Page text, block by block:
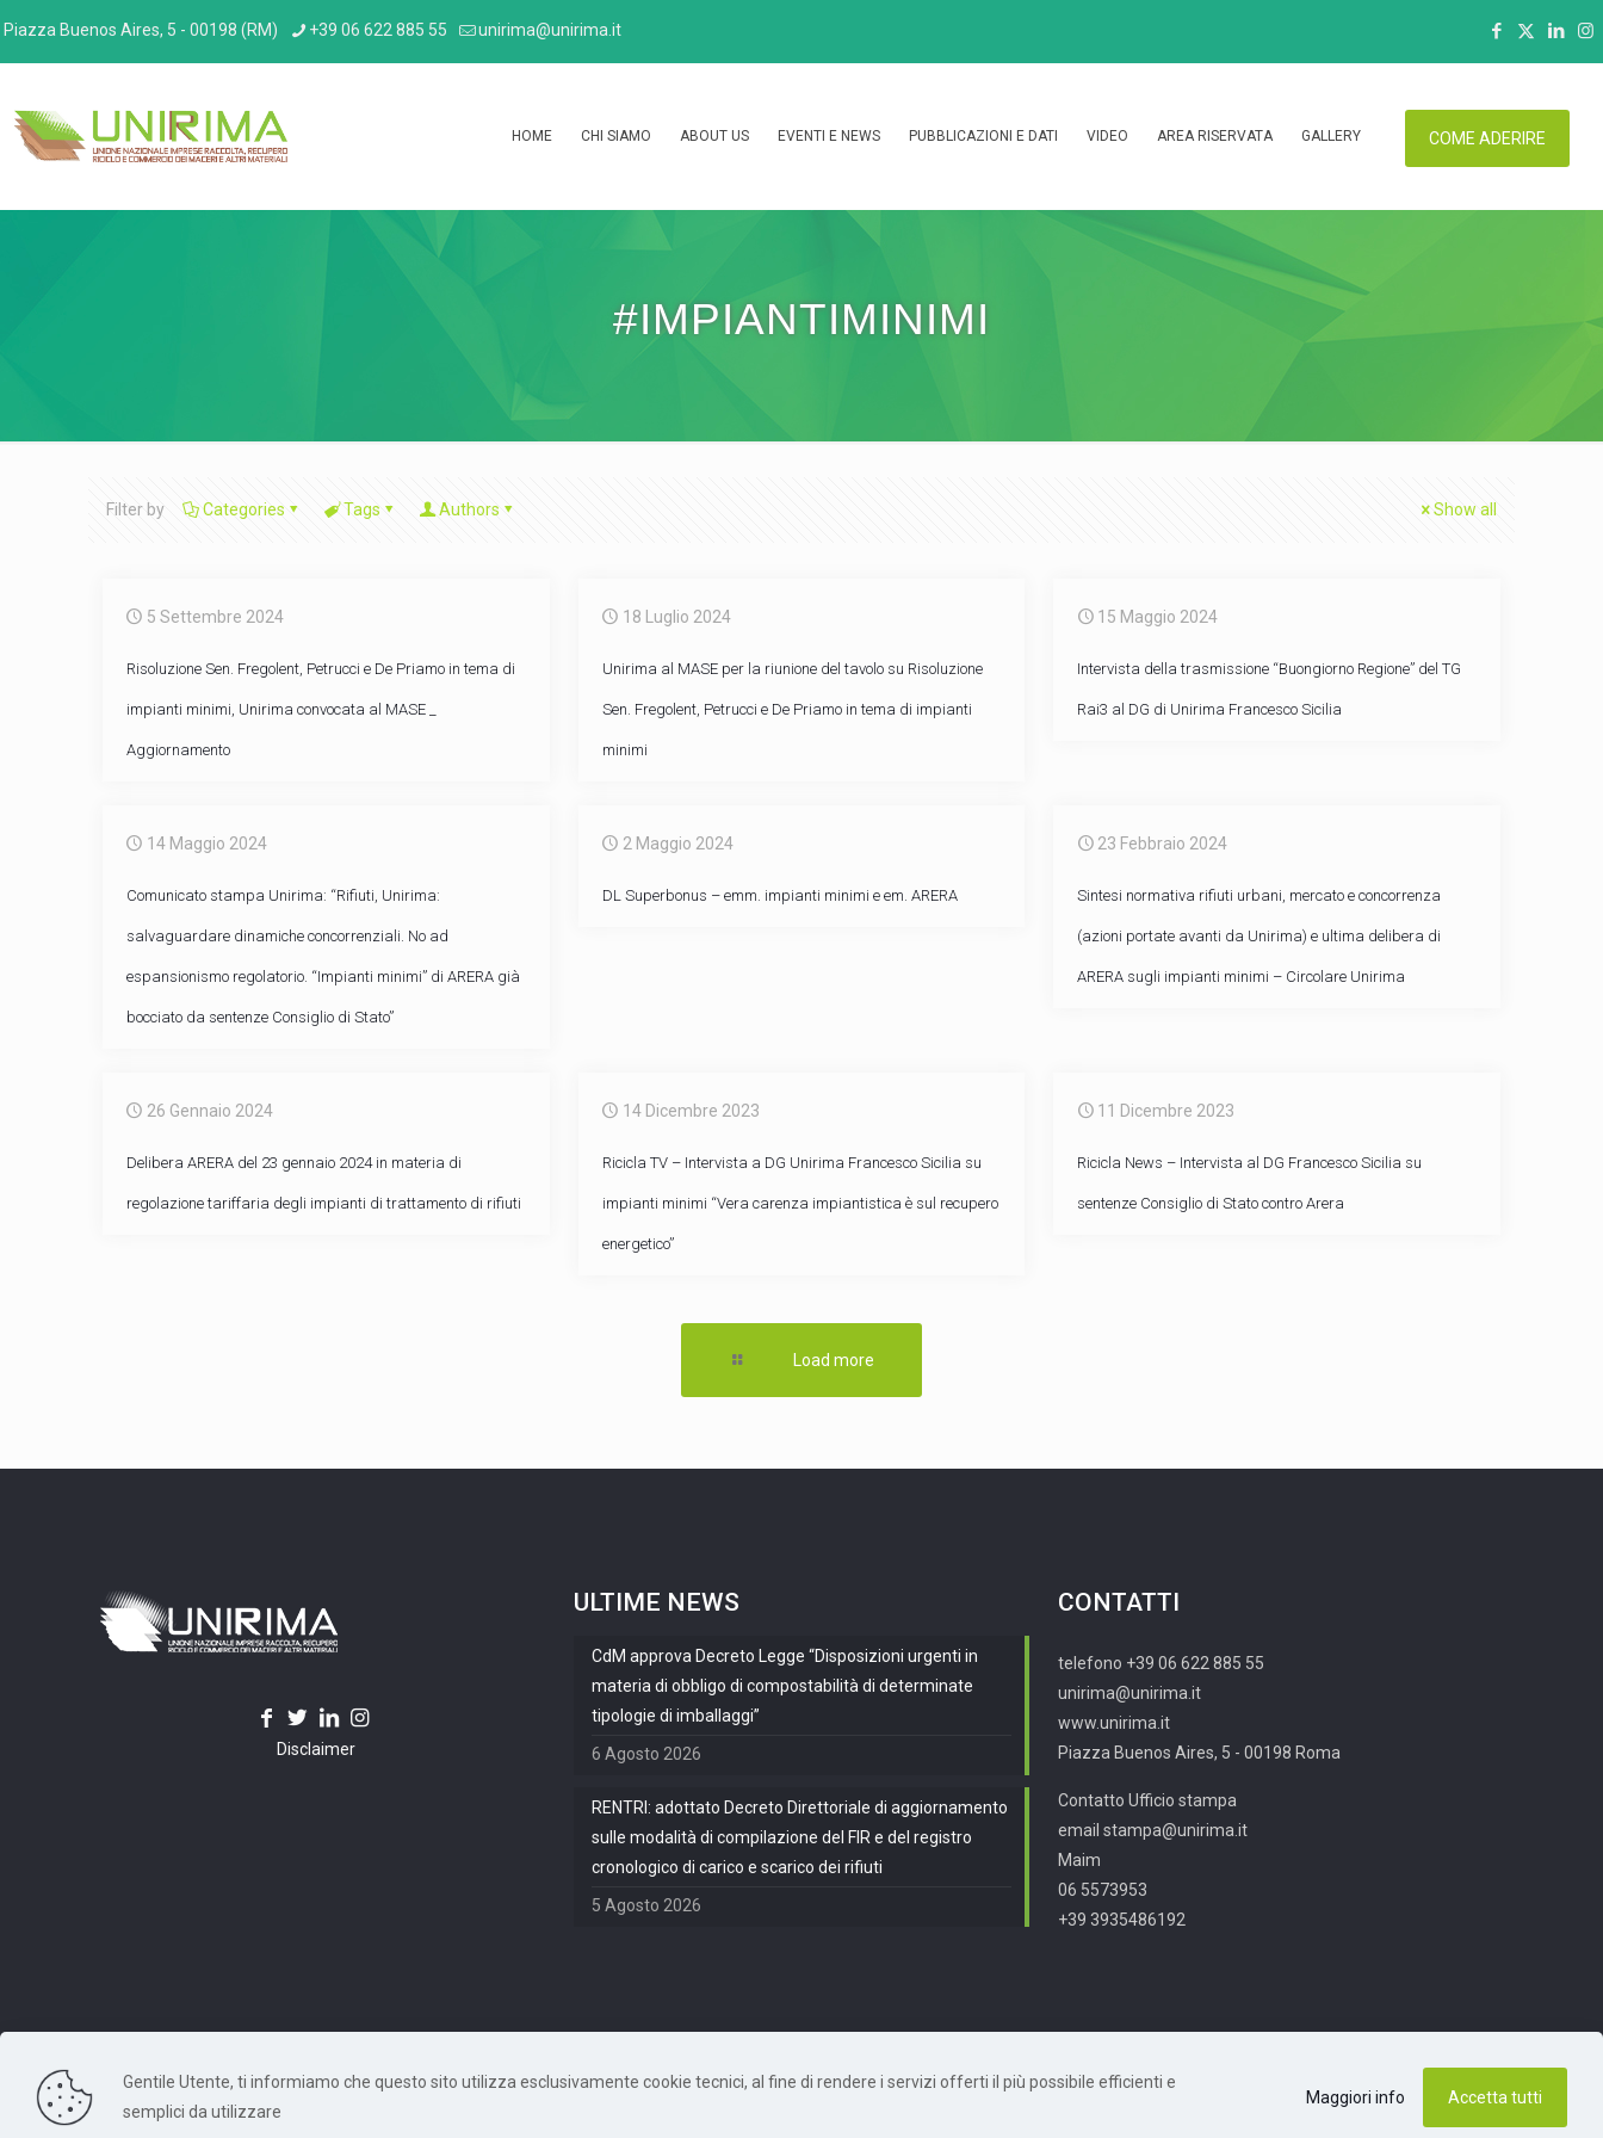
Piazza Buenos Aires, 5 - 00198 (RM) +39 06 622 885 55 unirima@unirima.it
HOME CHI SIAMO ABOUT US EVENTI E NEWS PUBBLICAZIONI E DATI VIDEO AREA RISERVATA GALLERY COME ADERIRE
#IMPIANTIMINIMI
Filter by Categories Tags Authors Show all
5 Settembre 2024
Risoluzione Sen. Fregolent, Petrucci e De Priamo in tema di
impianti minimi, Unirima convocata al MASE _
Aggiornamento
18 Luglio 2024
Unirima al MASE per la riunione del tavolo su Risoluzione
Sen. Fregolent, Petrucci e De Priamo in tema di impianti
minimi
15 Maggio 2024
Intervista della trasmissione “Buongiorno Regione” del TG
Rai3 al DG di Unirima Francesco Sicilia
14 Maggio 2024
Comunicato stampa Unirima: “Rifiuti, Unirima:
salvaguardare dinamiche concorrenziali. No ad
espansionismo regolatorio. “Impianti minimi” di ARERA già
bocciato da sentenze Consiglio di Stato”
2 Maggio 2024
DL Superbonus – emm. impianti minimi e em. ARERA
23 Febbraio 2024
Sintesi normativa rifiuti urbani, mercato e concorrenza
(azioni portate avanti da Unirima) e ultima delibera di
ARERA sugli impianti minimi – Circolare Unirima
26 Gennaio 2024
Delibera ARERA del 23 gennaio 2024 in materia di
regolazione tariffaria degli impianti di trattamento di rifiuti
14 Dicembre 2023
Ricicla TV – Intervista a DG Unirima Francesco Sicilia su
impianti minimi “Vera carenza impiantistica è sul recupero
energetico”
11 Dicembre 2023
Ricicla News – Intervista al DG Francesco Sicilia su
sentenze Consiglio di Stato contro Arera
Load more
Disclaimer
ULTIME NEWS
CdM approva Decreto Legge “Disposizioni urgenti in
materia di obbligo di compostabilità di determinate
tipologie di imballaggi”
6 Agosto 2026
RENTRI: adottato Decreto Direttoriale di aggiornamento
sulle modalità di compilazione del FIR e del registro
cronologico di carico e scarico dei rifiuti
5 Agosto 2026
CONTATTI
telefono +39 06 622 885 55
unirima@unirima.it
www.unirima.it
Piazza Buenos Aires, 5 - 00198 Roma
Contatto Ufficio stampa
email stampa@unirima.it
Maim
06 5573953
+39 3935486192
© 2026 Unirima. All Rights Reserved. - Codice Fiscale: 97872490582 | Powered by
Gentile Utente, ti informiamo che questo sito utilizza esclusivamente cookie tecnici, al fine di rendere i servizi offerti il più possibile efficienti e
semplici da utilizzare
Maggiori info Accetta tutti